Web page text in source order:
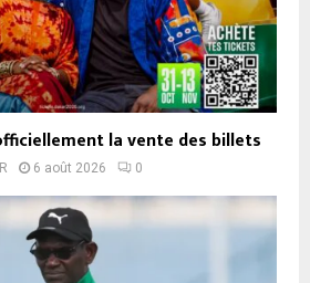
la vente des billets
6 août 2026 0